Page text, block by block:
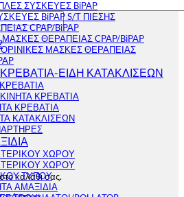
καλάθι σας.
ΣΥΣΚΕΥΕΣ BiPAP
BiPAP S/T ΠΙΕΣΗΣ
CPAP/BiPAP
ΜΑΣΚΕΣ ΘΕΡΑΠΕΙΑΣ CPAP/BiPAP
ΜΑΣΚΕΣ ΘΕΡΑΠΕΙΑΣ
ΕΙΔΗ ΚΑΤΑΚΛΙΣΕΩΝ
ΚΡΕΒΑΤΙΑ
ΚΡΕΒΑΤΙΑ
ΚΑΤΑΚΛΙΣΕΩΝ
ΧΩΡΟΥ
ΧΩΡΟΥ
ΤΥΠΟΥ
ΑΜΑΞΙΔΙΑ